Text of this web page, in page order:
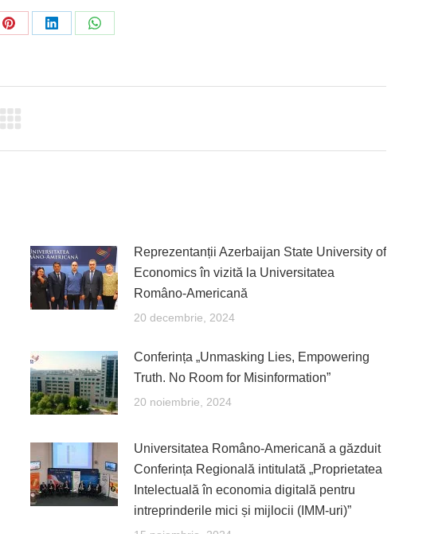
Share
Share
Share
Reprezentanții Azerbaijan State University of
Economics în vizită la Universitatea
Româno-Americană
20 decembrie, 2024
Conferința „Unmasking Lies, Empowering
Truth. No Room for Misinformation”
20 noiembrie, 2024
Universitatea Româno-Americană a găzduit
Conferința Regională intitulată „Proprietatea
Intelectuală în economia digitală pentru
intreprinderile mici și mijlocii (IMM-uri)”